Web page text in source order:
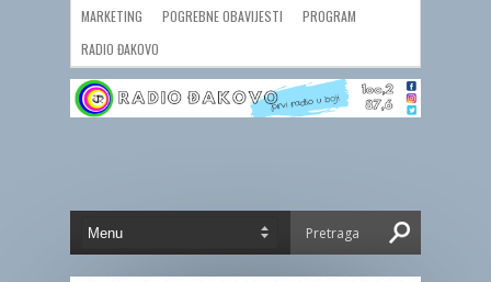
MARKETING POGREBNE OBAVIJESTI
PROGRAM
RADIO ĐAKOVO